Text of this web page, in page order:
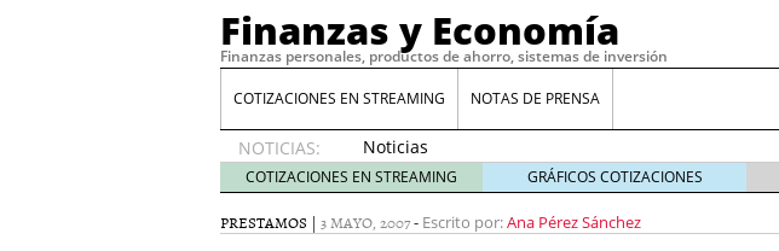
Finanzas y Economía
Finanzas personales, productos de ahorro, sistemas de inversión
COTIZACIONES EN STREAMING NOTAS DE PRENSA
NOTICIAS:
Noticias
de XRP
por qué
las
COTIZACIONES EN STREAMING GRÁFICOS COTIZACIONES
PRESTAMOS | 3 MAYO, 2007- Escrito por:Ana Pérez Sánchez